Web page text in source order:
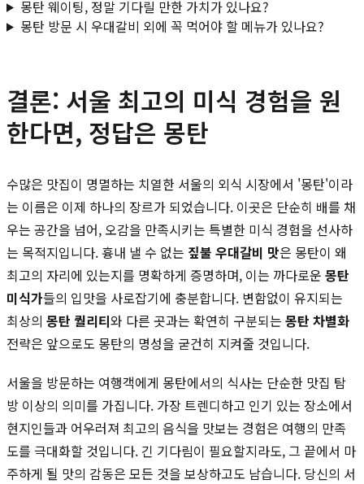
몽탄 웨이팅, 정말 기다릴 만한 가치가 있나요?
몽탄 방문 시 우대갈비 외에 꼭 먹어야 할 메뉴가 있나요?
결론: 서울 최고의 미식 경험을 원
한다면, 정답은 몽탄
수많은 맛집이 명멸하는 치열한 서울의 외식 시장에서 '몽탄'이라
는 이름은 이제 하나의 장르가 되었습니다. 이곳은 단순히 배를 채
우는 공간을 넘어, 오감을 만족시키는 특별한 미식 경험을 선사하
는 목적지입니다. 흉내 낼 수 없는 짚불 우대갈비 맛은 몽탄이 왜
최고의 자리에 있는지를 명확하게 증명하며, 이는 까다로운 몽탄
미식가들의 입맛을 사로잡기에 충분합니다. 변함없이 유지되는
최상의 몽탄 퀄리티와 다른 곳과는 확연히 구분되는 몽탄 차별화
전략은 앞으로도 몽탄의 명성을 굳건히 지켜줄 것입니다.
서울을 방문하는 여행객에게 몽탄에서의 식사는 단순한 맛집 탐
방 이상의 의미를 가집니다. 가장 트렌디하고 인기 있는 장소에서
현지인들과 어우러져 최고의 음식을 맛보는 경험은 여행의 만족
도를 극대화할 것입니다. 긴 기다림이 필요할지라도, 그 끝에서 마
주하게 될 맛의 감동은 모든 것을 보상하고도 남습니다. 당신의 서